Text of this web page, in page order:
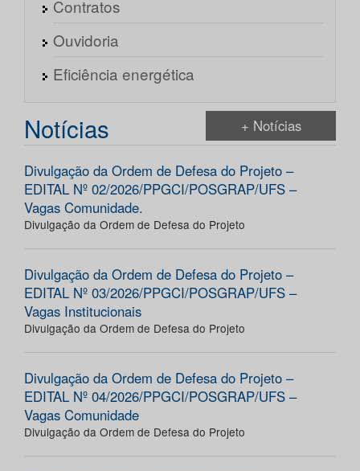
Contratos
Ouvidoria
Eficiência energética
Notícias + Notícias
Divulgação da Ordem de Defesa do Projeto –
EDITAL Nº 02/2026/PPGCI/POSGRAP/UFS –
Vagas Comunidade.
Divulgação da Ordem de Defesa do Projeto
Divulgação da Ordem de Defesa do Projeto –
EDITAL Nº 03/2026/PPGCI/POSGRAP/UFS –
Vagas Institucionais
Divulgação da Ordem de Defesa do Projeto
Divulgação da Ordem de Defesa do Projeto –
EDITAL Nº 04/2026/PPGCI/POSGRAP/UFS –
Vagas Comunidade
Divulgação da Ordem de Defesa do Projeto